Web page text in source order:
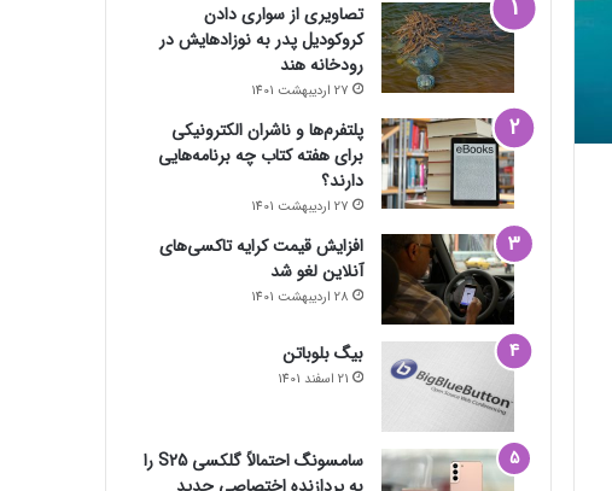
تصاویری از سواری دادن
کروکودیل پدر به نوزادهایش در
رودخانه هند
27 اردیبهشت 1401
پلتفرم‌ها و ناشران الکترونیکی
برای هفته کتاب چه برنامه‌هایی
دارند؟
27 اردیبهشت 1401
افزایش قیمت کرایه تاکسی‌های
آنلاین لغو شد
28 اردیبهشت 1401
بیگ بلوباتن
21 اسفند 1401
سامسونگ احتمالاً گلکسی S25 را